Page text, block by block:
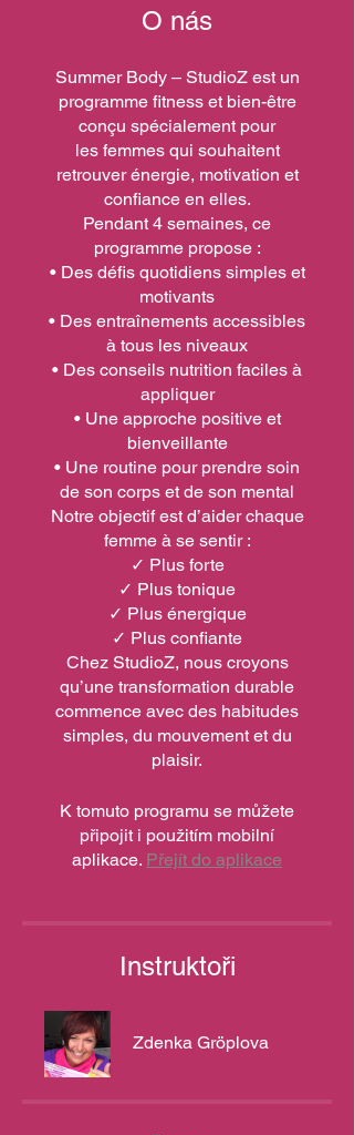
O nás
Summer Body – StudioZ est un
programme fitness et bien-être
conçu spécialement pour
les femmes qui souhaitent
retrouver énergie, motivation et
confiance en elles.
Pendant 4 semaines, ce
programme propose :
• Des défis quotidiens simples et
motivants
• Des entraînements accessibles
à tous les niveaux
• Des conseils nutrition faciles à
appliquer
• Une approche positive et
bienveillante
• Une routine pour prendre soin
de son corps et de son mental
Notre objectif est d’aider chaque
femme à se sentir :
✓ Plus forte
✓ Plus tonique
✓ Plus énergique
✓ Plus confiante
Chez StudioZ, nous croyons
qu’une transformation durable
commence avec des habitudes
simples, du mouvement et du
plaisir.
K tomuto programu se můžete
připojit i použitím mobilní
aplikace. Přejít do aplikace
Instruktoři
Zdenka Gröplova